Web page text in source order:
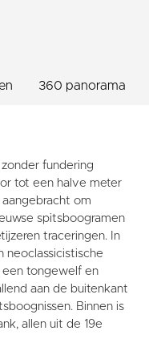
360 panorama
fundering
tot een halve meter
om
spitsboogramen
traceringen. In
tongewelf en
aan de buitenkant
Binnen is
allen uit de 19e